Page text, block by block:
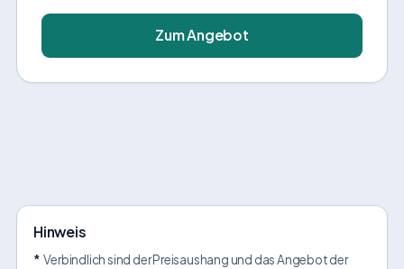
Zum Angebot
Hinweis
* Verbindlich sind der Preisaushang und das Angebot der